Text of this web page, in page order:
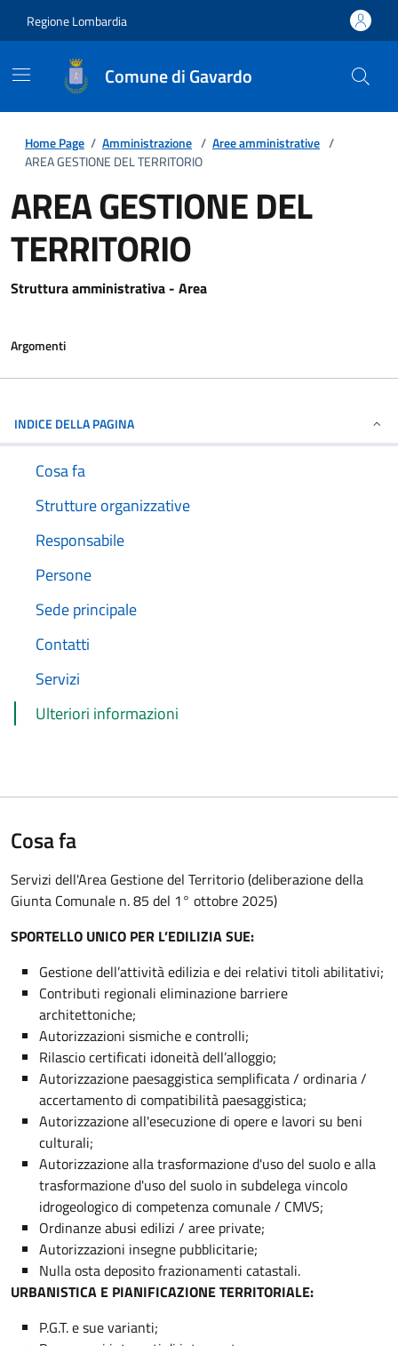
Regione Lombardia
Comune di Gavardo
Home Page / Amministrazione / Aree amministrative /
AREA GESTIONE DEL TERRITORIO
AREA GESTIONE DEL
TERRITORIO
Struttura amministrativa - Area
Argomenti
INDICE DELLA PAGINA
Cosa fa
Strutture organizzative
Responsabile
Persone
Sede principale
Contatti
Servizi
Ulteriori informazioni
Cosa fa
Servizi dell'Area Gestione del Territorio (deliberazione della
Giunta Comunale n. 85 del 1° ottobre 2025)
SPORTELLO UNICO PER L’EDILIZIA SUE:
Gestione dell’attività edilizia e dei relativi titoli abilitativi;
Contributi regionali eliminazione barriere
architettoniche;
Autorizzazioni sismiche e controlli;
Rilascio certificati idoneità dell’alloggio;
Autorizzazione paesaggistica semplificata / ordinaria /
accertamento di compatibilità paesaggistica;
Autorizzazione all'esecuzione di opere e lavori su beni
culturali;
Autorizzazione alla trasformazione d'uso del suolo e alla
trasformazione d'uso del suolo in subdelega vincolo
idrogeologico di competenza comunale / CMVS;
Ordinanze abusi edilizi / aree private;
Autorizzazioni insegne pubblicitarie;
Nulla osta deposito frazionamenti catastali.
URBANISTICA E PIANIFICAZIONE TERRITORIALE:
P.G.T. e sue varianti;